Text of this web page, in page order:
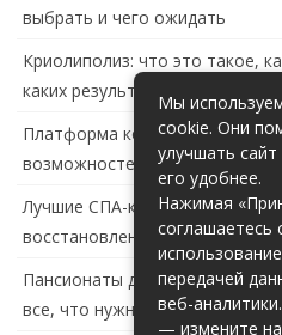
выбрать и чего ожидать
Криолиполиз: что это такое,
каких результатов ждать
Платформа контейнеризации в
возможностей и перспектив
Лучшие СПА-комплексы в
восстановление за городом
Пансионаты для пожилых с
все, что нужно знать
Мы
cookie. Они
улучшать сайт
его удобнее.
Нажимая
соглашаетесь
передачей
веб-
— измените